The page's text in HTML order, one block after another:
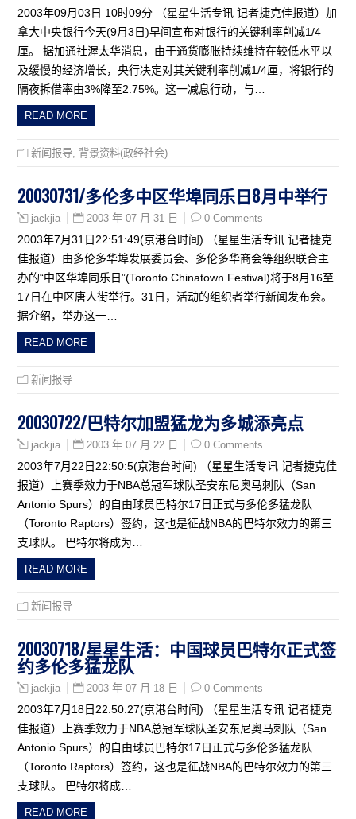
2003年09月03日 10时09分 （星星生活专讯 记者捷克佳报道）加
拿大中央银行今天(9月3日)早间宣布对银行的关键利率削减1/4
厘。 据加通社渥太华消息，由于通货膨胀持续维持在较低水平以
及缓慢的经济增长，央行决定对其关键利率削减1/4厘，将银行的
隔夜拆借率由3%降至2.75%。这一减息行动，与…
READ MORE
新闻报导 背景资料(政经社会)
20030731/多伦多中区华埠同乐日8月中举行
jackjia 2003 年 07 月 31 日 0 Comments
2003年7月31日22:51:49(京港台时间) （星星生活专讯 记者捷克
佳报道）由多伦多华埠发展委员会、多伦多华商会等组织联合主
办的“中区华埠同乐日”(Toronto Chinatown Festival)将于8月16至
17日在中区唐人街举行。31日，活动的组织者举行新闻发布会。
据介绍，举办这一…
READ MORE
新闻报导
20030722/巴特尔加盟猛龙为多城添亮点
jackjia 2003 年 07 月 22 日 0 Comments
2003年7月22日22:50:5(京港台时间) （星星生活专讯 记者捷克佳
报道）上赛季效力于NBA总冠军球队圣安东尼奥马刺队（San
Antonio Spurs）的自由球员巴特尔17日正式与多伦多猛龙队
（Toronto Raptors）签约，这也是征战NBA的巴特尔效力的第三
支球队。 巴特尔将成为…
READ MORE
新闻报导
20030718/星星生活：中国球员巴特尔正式签
约多伦多猛龙队
jackjia 2003 年 07 月 18 日 0 Comments
2003年7月18日22:50:27(京港台时间) （星星生活专讯 记者捷克
佳报道）上赛季效力于NBA总冠军球队圣安东尼奥马刺队（San
Antonio Spurs）的自由球员巴特尔17日正式与多伦多猛龙队
（Toronto Raptors）签约，这也是征战NBA的巴特尔效力的第三
支球队。 巴特尔将成…
READ MORE